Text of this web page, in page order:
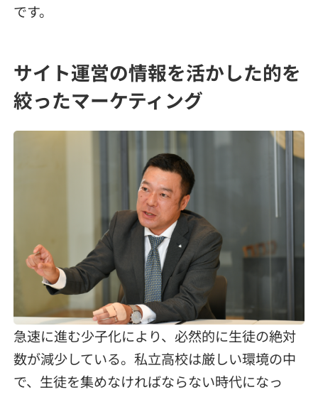
です。
サイト運営の情報を活かした的を
絞ったマーケティング
急速に進む少子化により、必然的に生徒の絶対
数が減少している。私立高校は厳しい環境の中
で、生徒を集めなければならない時代になっ